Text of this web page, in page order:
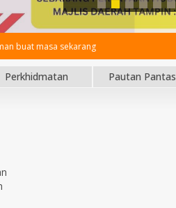
buat masa sekarang
Perkhidmatan Pautan Pantas